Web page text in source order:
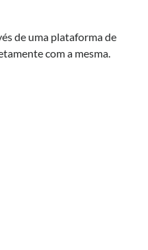
de uma plataforma de
com a mesma.